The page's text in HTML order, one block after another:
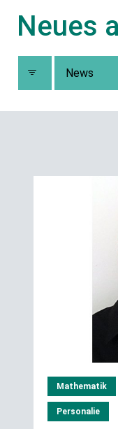
Neues
Mathematik
Personalie